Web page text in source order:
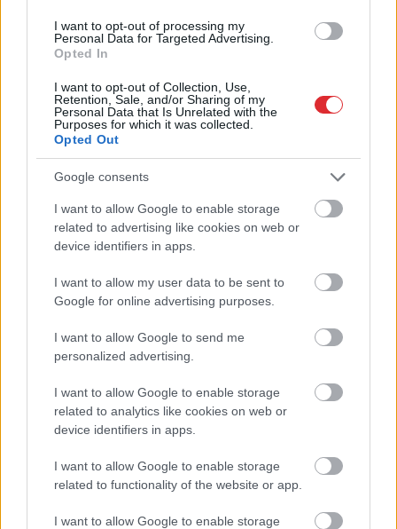
I want to opt-out of processing my
Personal Data for Targeted Advertising.
Opted In
I want to opt-out of Collection, Use,
Retention, Sale, and/or Sharing of my
Personal Data that Is Unrelated with the
Purposes for which it was collected.
Opted Out
Google consents
I want to allow Google to enable storage
related to advertising like cookies on web or
device identifiers in apps.
I want to allow my user data to be sent to
Google for online advertising purposes.
I want to allow Google to send me
personalized advertising.
I want to allow Google to enable storage
related to analytics like cookies on web or
device identifiers in apps.
I want to allow Google to enable storage
related to functionality of the website or app.
I want to allow Google to enable storage
Ieva Adamss: “Ja jūs
turpināsiet nemīlēt vīru un
dot, jums būs vēzis”
Cilvēkus aizrāvis ātrs
izkustināt smadzenes,
lai pārbaudītu tavu
erudīciju
neredzētas fotogrāfijas
un aizkustinošas
pārdomas par savu
dzīvi
Atcelt Ziņot